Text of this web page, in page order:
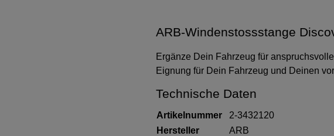
ARB-Windenstossstange
Ergänze Dein Fahrzeug für
Eignung für Dein Fahrzeug und Deinen
Technische Daten
Artikelnummer
2-3432120
Hersteller
ARB